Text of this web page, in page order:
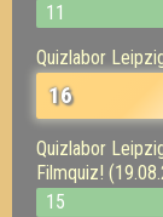
11
Quizlabor
16
Quizlabor
Filmquiz!
15